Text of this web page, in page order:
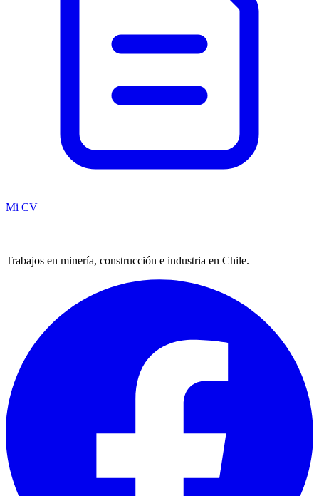
Mi CV
Trabajos en minería, construcción e industria en Chile.